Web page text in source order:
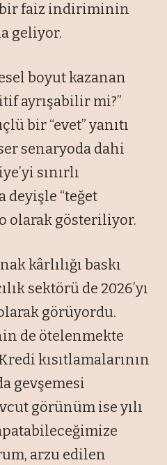
bir faiz indiriminin
geliyor.
boyut kazanan
ayrışabilir mi?”
bir “evet” yanıtı
senaryoda dahi
sınırlı
deyişle “teğet
olarak gösteriliyor.
kârlılığı baskı
sektörü de 2026’yı
görüyordu.
de ötelenmekte
kısıtlamalarının
gevşemesi
görünüm ise yılı
arzu edilen